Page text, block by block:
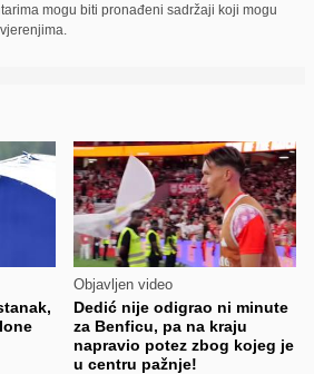
mogu biti pronađeni sadržaji koji mogu
Objavljen video
Dedić nije odigrao ni minute
za Benficu, pa na kraju
napravio potez zbog kojeg je
u centru pažnje!